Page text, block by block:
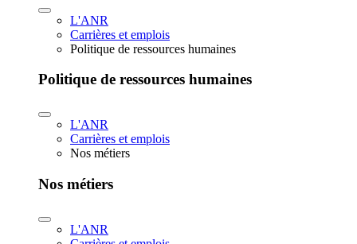
L'ANR
Carrières et emplois
Politique de ressources humaines
Politique de ressources humaines
L'ANR
Carrières et emplois
Nos métiers
Nos métiers
L'ANR